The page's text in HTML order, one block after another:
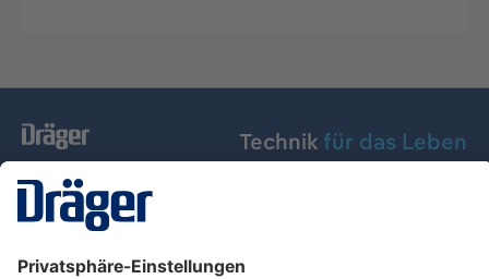
Technik für das Leben
Dräger Austria GmbH
Über Dräger